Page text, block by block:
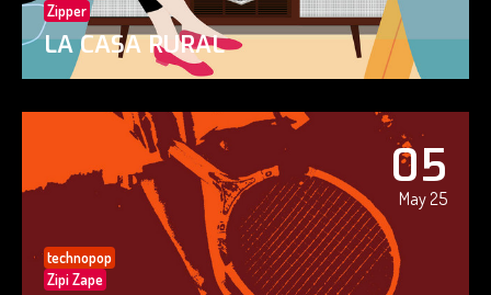
Zipper
LA CASA RURAL
05
May 25
technopop
Zipi Zape